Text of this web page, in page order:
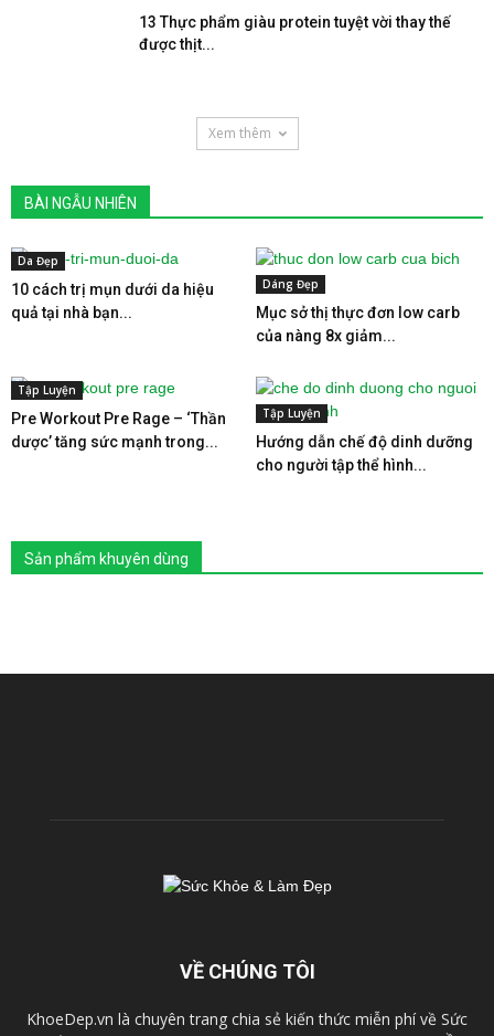
13 Thực phẩm giàu protein tuyệt vời thay thế
được thịt...
Xem thêm
BÀI NGẪU NHIÊN
Da Đẹp
10 cách trị mụn dưới da hiệu
quả tại nhà bạn...
Dáng Đẹp
Mục sở thị thực đơn low carb
của nàng 8x giảm...
Tập Luyện
Pre Workout Pre Rage – ‘Thần
dược’ tăng sức mạnh trong...
Tập Luyện
Hướng dẫn chế độ dinh dưỡng
cho người tập thể hình...
Sản phẩm khuyên dùng
VỀ CHÚNG TÔI
KhoeDep.vn là chuyên trang chia sẻ kiến thức miễn phí về Sức